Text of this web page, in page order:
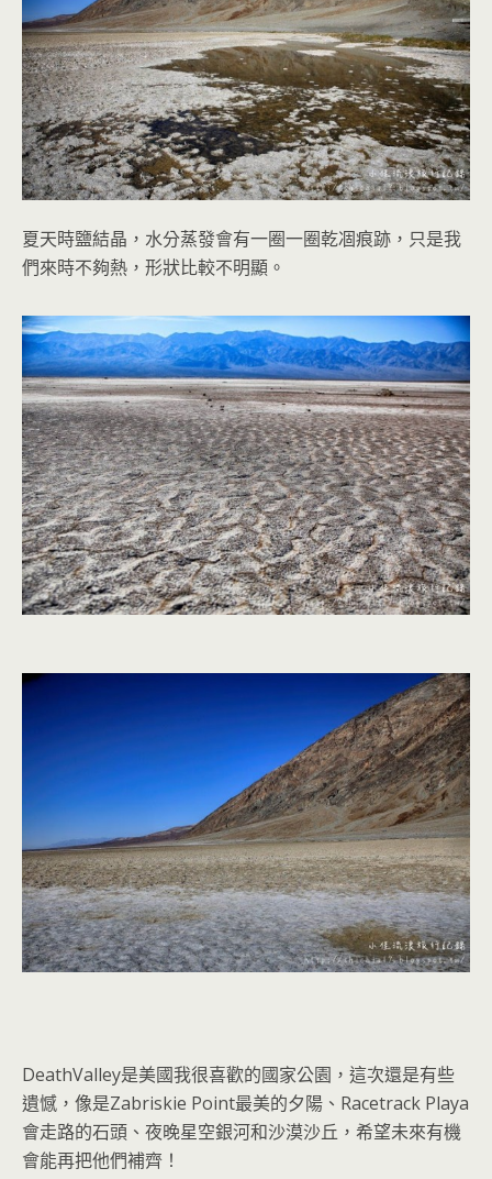
夏天時鹽結晶，水分蒸發會有一圈一圈乾凅痕跡，只是我
們來時不夠熱，形狀比較不明顯。
DeathValley是美國我很喜歡的國家公園，這次還是有些
遺憾，像是Zabriskie Point最美的夕陽、 Racetrack Playa
會走路的石頭、夜晚星空銀河和沙漠沙丘，希望未來有機
會能再把他們補齊！